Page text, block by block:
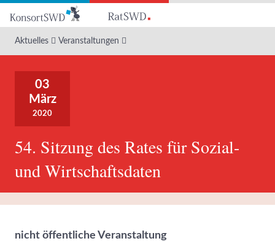
Hauptinhalt
Aktuelles Veranstaltungen
03
März
2020
54. Sitzung des Rates für Sozial-
und Wirtschaftsdaten
nicht öffentliche Veranstaltung